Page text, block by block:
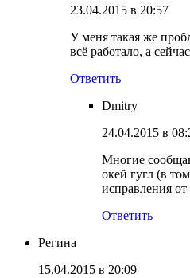
23.04.2015 в 20:57
У меня такая же
всё работало, а
Ответить
Dmitry
24.04.2015 в
Многие
окей гугл (в
исправления от
Ответить
Регина
15.04.2015 в 20:09